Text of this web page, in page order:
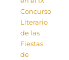
Concurso
Literario
de las
Fiestas
de